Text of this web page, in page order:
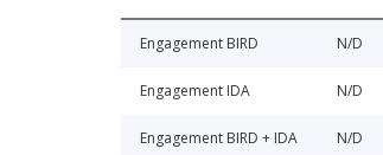
Engagement BIRD N/D
Engagement IDA N/D
Engagement BIRD + IDA N/D